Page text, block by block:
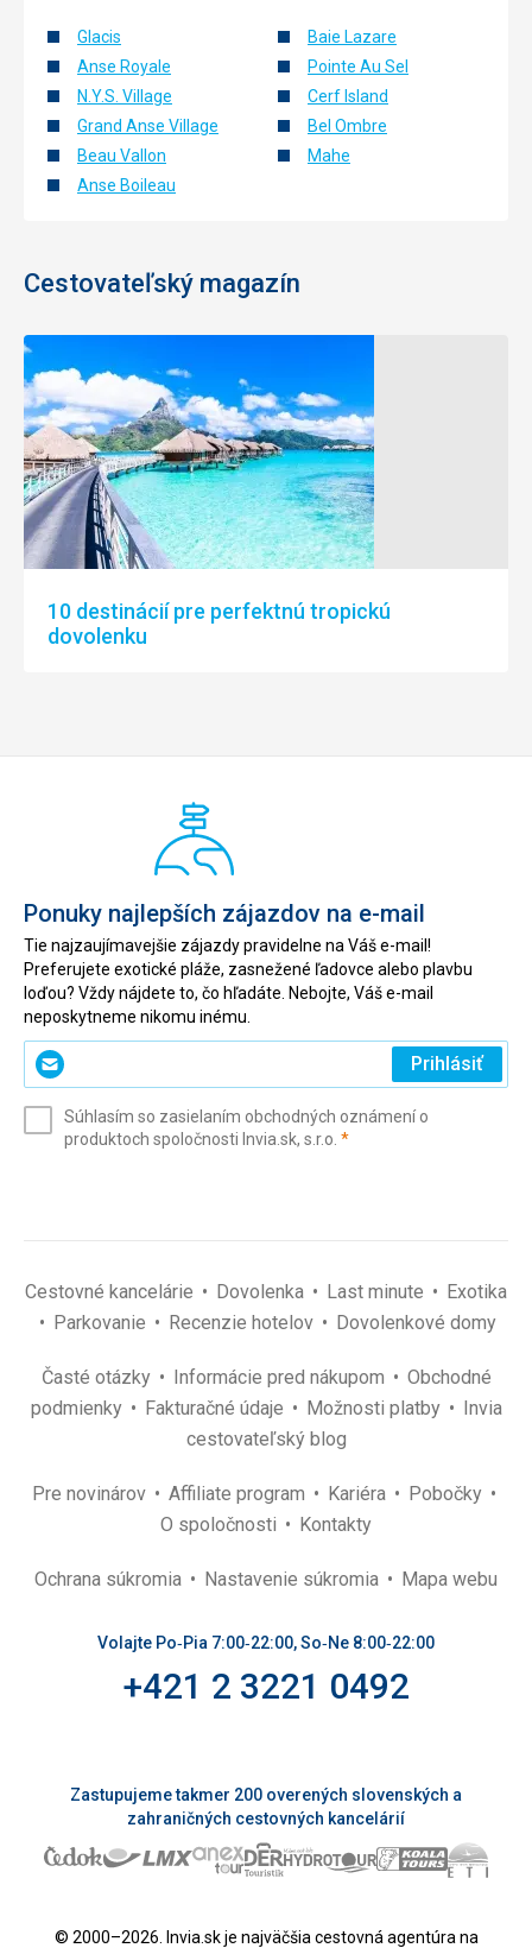
Glacis
Anse Royale
N.Y.S. Village
Grand Anse Village
Beau Vallon
Anse Boileau
Baie Lazare
Pointe Au Sel
Cerf Island
Bel Ombre
Mahe
Cestovateľský magazín
10 destinácií pre perfektnú tropickú
dovolenku
Ponuky najlepších zájazdov na e-mail
Tie najzaujímavejšie zájazdy pravidelne na Váš e-mail!
Preferujete exotické pláže, zasnežené ľadovce alebo plavbu
loďou? Vždy nájdete to, čo hľadáte. Nebojte, Váš e-mail
neposkytneme nikomu inému.
Zadajte
svoj
(povinné)
Prihlásiť
Súhlasím so zasielaním obchodných oznámení o
produktoch spoločnosti Invia.sk, s.r.o. *(povinné)
Cestovné kancelárie Dovolenka Last minute
Exotika
Parkovanie
Recenzie hotelov Dovolenkové domy
Časté otázky Informácie pred nákupom
Obchodné
podmienky
Fakturačné údaje Možnosti platby
Invia
cestovateľský blog
Pre novinárov Affiliate program Kariéra
Pobočky
O spoločnosti
Kontakty
Ochrana súkromia Nastavenie súkromia Mapa webu
Volajte Po‑Pia 7:00‑22:00, So‑Ne 8:00‑22:00
+421 2 3221 0492
Zastupujeme takmer 200 overených slovenských a
zahraničných cestovných kancelárií
© 2000–2026. Invia.sk je najväčšia cestovná agentúra na